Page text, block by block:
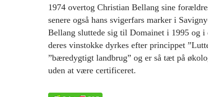
1974 overtog Christian Bellang sine
senere også hans svigerfars marker i
Bellang sluttede sig til Domainet i 1995 og
deres vinstokke dyrkes efter princippet
”bæredygtigt landbrug” og er så tæt på
uden at være certificeret.